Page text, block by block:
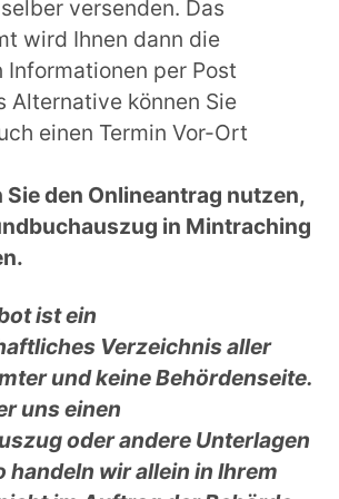
versenden. Das
wird Ihnen dann die
Informationen per Post
Alternative können Sie
einen Termin Vor-Ort
Sie den Onlineantrag nutzen,
in Mintraching
ist ein
Verzeichnis aller
und keine Behördenseite.
uns einen
oder andere Unterlagen
handeln wir allein in Ihrem